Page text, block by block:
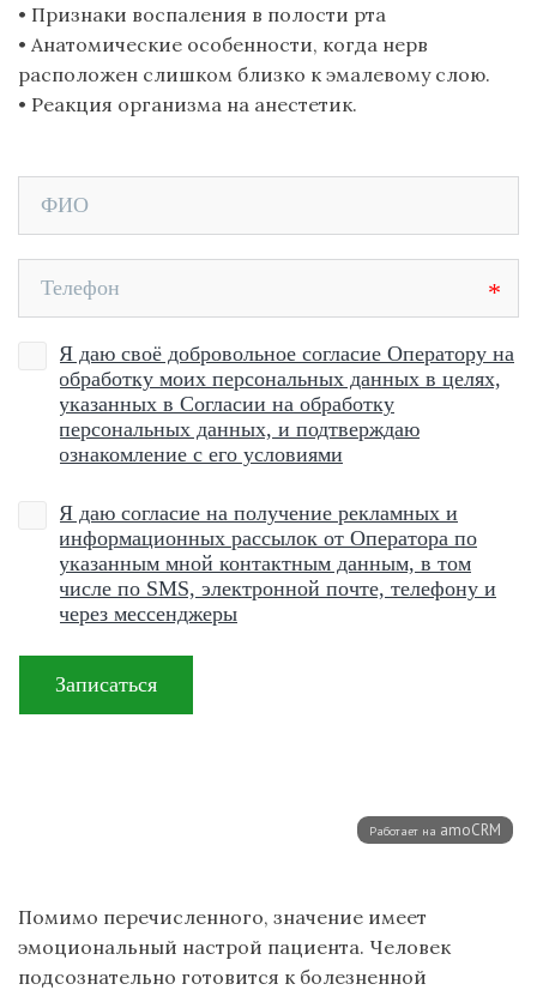
• Признаки воспаления в полости рта
• Анатомические особенности, когда нерв
расположен слишком близко к эмалевому слою.
• Реакция организма на анестетик.
Помимо перечисленного, значение имеет
эмоциональный настрой пациента. Человек
подсознательно готовится к болезненной